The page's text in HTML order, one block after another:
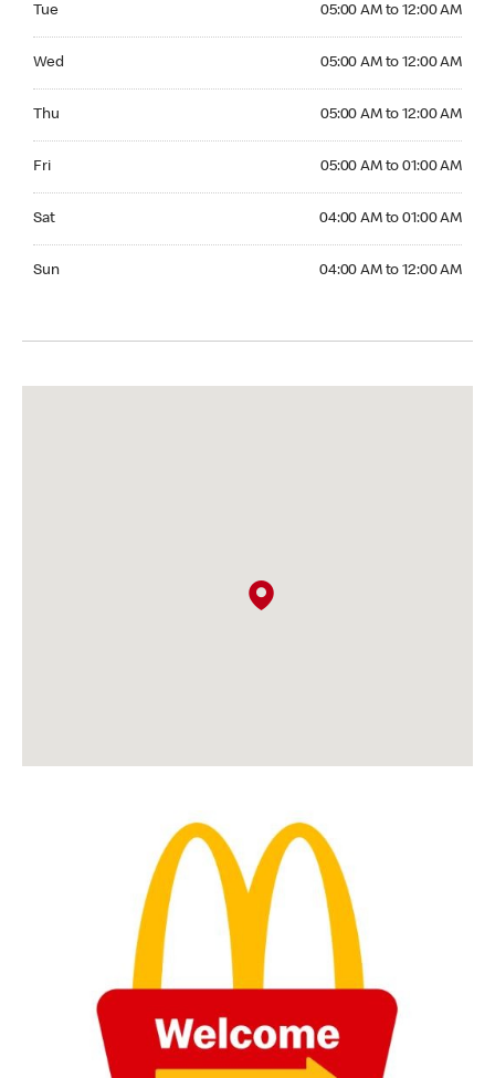
Tue 05:00 AM to 12:00 AM
Wed 05:00 AM to 12:00 AM
Thu 05:00 AM to 12:00 AM
Fri 05:00 AM to 01:00 AM
Sat 04:00 AM to 01:00 AM
Sun 04:00 AM to 12:00 AM